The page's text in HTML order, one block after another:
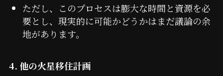
ただし、このプロセスは膨大な時間と資源を必
要とし、現実的に可能かどうかはまだ議論の余
地があります。
4. 他の火星移住計画